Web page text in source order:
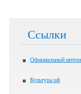
Ссылки
Официальный
Культура.рф